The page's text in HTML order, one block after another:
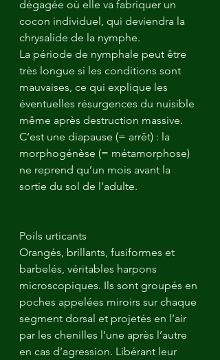
dégagée où elle va fabriquer un
cocon individuel, qui deviendra la
chrysalide de la nymphe.
La période de nymphale peut être
très longue si les conditions sont
mauvaises, ce qui explique les
éventuelles résurgences du nuisible
même après destruction massive.
C‘est une diapause (= arrêt) : la
morphogénèse (= métamorphose)
ne reprend qu’un mois avant la
sortie du sol de l’adulte.
Poils urticants
Orangés, brillants, fusiformes et
barbelés, véritables harpons
microscopiques. Ils sont groupés en
poches appelées miroirs sur chaque
segment dorsal et projetés en l’air
par les chenilles l’une après l’autre
en cas d’agression. Libérant leur